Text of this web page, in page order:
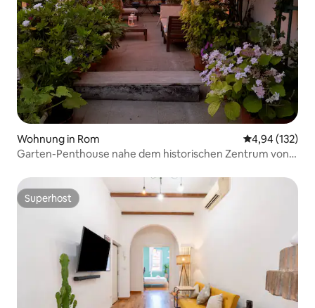
Wohnung in Rom
4,94 (132)
Garten-Penthouse nahe dem historischen Zentrum von
Superhost
Superhost